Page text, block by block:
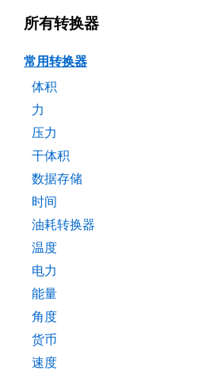
所有转换器
常用转换器
体积
力
压力
干体积
数据存储
时间
油耗转换器
温度
电力
能量
角度
货币
速度